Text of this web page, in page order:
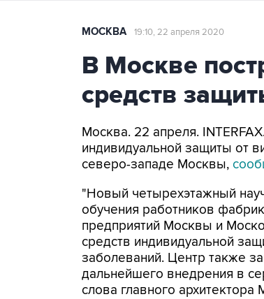
МОСКВА 19:10, 22 апреля 2020
В Москве
средств
Москва. 22 апреля.
индивидуальной защиты от
северо-западе Москвы,
"Новый четырехэтажный
обучения работников
предприятий Москвы и
средств индивидуальной
заболеваний. Центр также
дальнейшего внедрения в
слова главного